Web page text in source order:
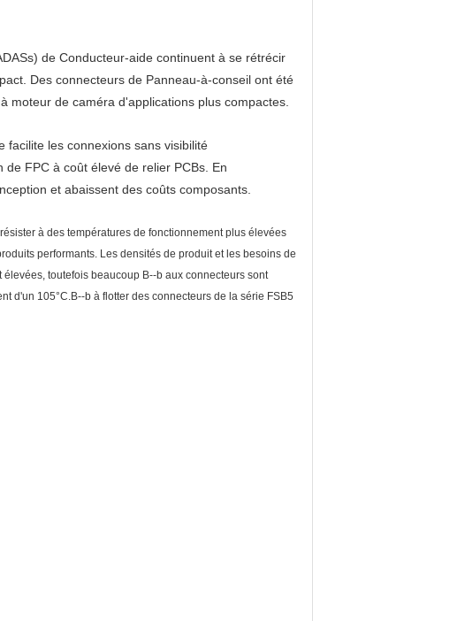
de Conducteur-aide continuent à se rétrécir
Des connecteurs de Panneau-à-conseil ont été
moteur de caméra d'applications plus compactes.
facilite les connexions sans visibilité
FPC à coût élevé de relier PCBs. En
et abaissent des coûts composants.
à des températures de fonctionnement plus élevées
performants. Les densités de produit et les besoins de
toutefois beaucoup B--b aux connecteurs sont
d'un 105°C.B--b à flotter des connecteurs de la série FSB5